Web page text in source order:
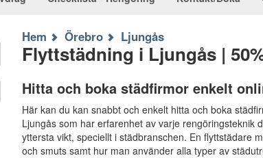
Hem Örebro Ljungås
Flyttstädning i Ljungås |
Hitta och boka städfirmor enkelt
Här kan du kan snabbt och enkelt hitta och boka
Ljungås som har erfarenhet av varje rengöringsteknik
yttersta vikt, speciellt i städbranschen. En flyttstädare
och smuts samt hur man använder alla typer av